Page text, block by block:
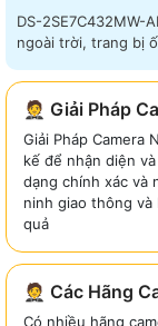
DS-2SE7C432MW-
ngoài trời, trang bị
🤵 Giải Pháp
Giải Pháp Camera
kế để nhận diện
dạng chính xác và
ninh giao thông
quả
🤵 Các Hãng
Có nhiều hãng